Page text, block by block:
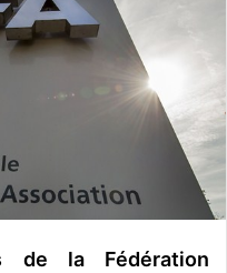
de la Fédération